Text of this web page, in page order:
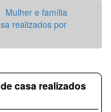
Mulher e família
realizados por
casa realizados